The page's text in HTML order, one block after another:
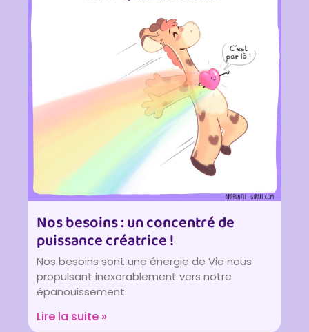
Nos besoins : un concentré de
puissance créatrice !
Nos besoins sont une énergie de Vie nous
propulsant inexorablement vers notre
épanouissement.
Lire la suite »